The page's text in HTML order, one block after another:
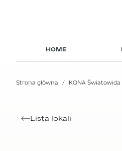
HOME
Strona główna IKONA Światowida
Lista lokali